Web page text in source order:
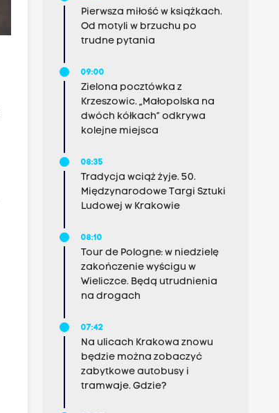
Pierwsza miłość w książkach.
Od motyli w brzuchu po
trudne pytania
09:00
Zielona pocztówka z
Krzeszowic. „Małopolska na
dwóch kółkach” odkrywa
kolejne miejsca
08:35
Tradycja wciąż żyje. 50.
Międzynarodowe Targi Sztuki
Ludowej w Krakowie
08:10
Tour de Pologne: w niedzielę
zakończenie wyścigu w
Wieliczce. Będą utrudnienia
na drogach
07:42
Na ulicach Krakowa znowu
będzie można zobaczyć
zabytkowe autobusy i
tramwaje. Gdzie?